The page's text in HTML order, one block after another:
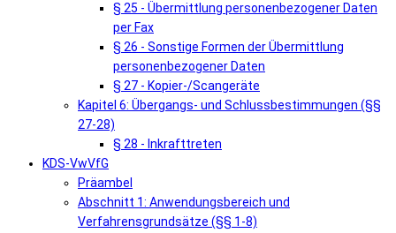
§ 25 - Übermittlung personenbezogener Daten
per Fax
§ 26 - Sonstige Formen der Übermittlung
personenbezogener Daten
§ 27 - Kopier-/Scangeräte
Kapitel 6: Übergangs- und Schlussbestimmungen (§§
27-28)
§ 28 - Inkrafttreten
KDS-VwVfG
Präambel
Abschnitt 1: Anwendungsbereich und
Verfahrensgrundsätze (§§ 1-8)